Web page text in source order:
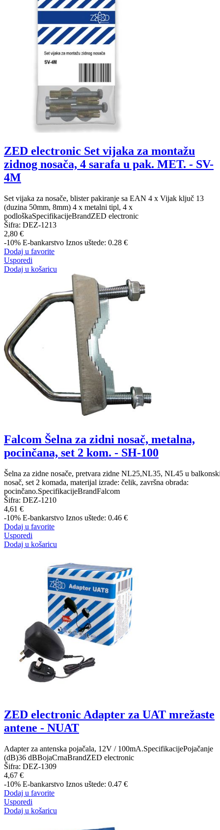
ZED electronic Set vijaka za montažu
zidnog nosača, 4 sarafa u pak. MET. - SV-
4M
Set vijaka za nosače, blister pakiranje sa EAN 4 x Vijak ključ 13
(duzina 50mm, 8mm) 4 x metalni tipl, 4 x
podloškaSpecifikacijeBrandZED electronic
Šifra: DEZ-1213
2,80 €
-10% E-bankarstvo Iznos uštede: 0.28 €
Dodaj u favorite
Usporedi
Dodaj u košaricu
Falcom Šelna za zidni nosač, metalna,
pocinčana, set 2 kom. - SH-100
Šelna za zidne nosače, pretvara zidne NL25,NL35, NL45 u
nosač, set 2 komada, materijal izrade: čelik, završna obrada:
pocinčano.SpecifikacijeBrandFalcom
Šifra: DEZ-1210
4,61 €
-10% E-bankarstvo Iznos uštede: 0.46 €
Dodaj u favorite
Usporedi
Dodaj u košaricu
ZED electronic Adapter za UAT mrežaste
antene - NUAT
Adapter za antenska pojačala, 12V / 100mA.SpecifikacijePojačanje
(dB)36 dBBojaCrnaBrandZED electronic
Šifra: DEZ-1309
4,67 €
-10% E-bankarstvo Iznos uštede: 0.47 €
Dodaj u favorite
Usporedi
Dodaj u košaricu